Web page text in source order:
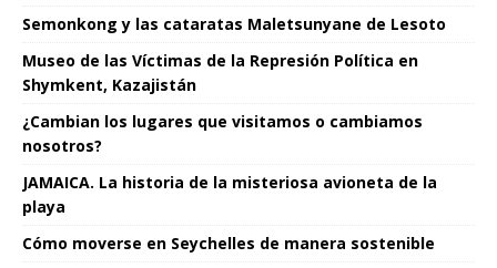
Semonkong y las cataratas Maletsunyane de Lesoto
Museo de las Víctimas de la Represión Política en
Shymkent, Kazajistán
¿Cambian los lugares que visitamos o cambiamos
nosotros?
JAMAICA. La historia de la misteriosa avioneta de la
playa
Cómo moverse en Seychelles de manera sostenible